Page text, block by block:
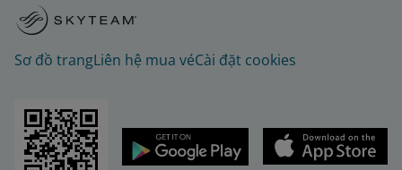
Sơ đồ trangLiên hệ mua véCài đặt cookies